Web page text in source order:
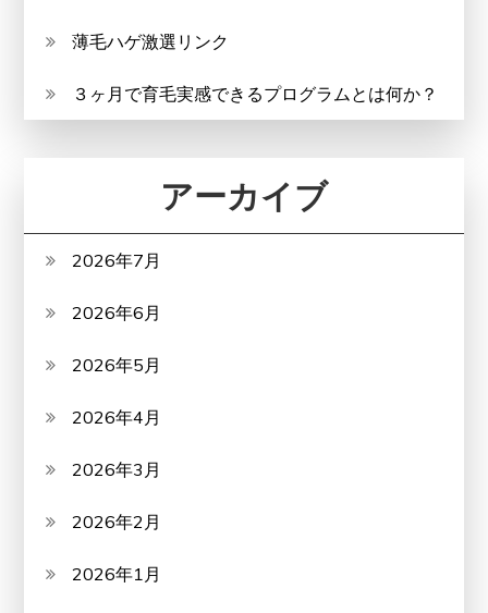
薄毛ハゲ激選リンク
３ヶ月で育毛実感できるプログラムとは何か？
アーカイブ
2026年7月
2026年6月
2026年5月
2026年4月
2026年3月
2026年2月
2026年1月